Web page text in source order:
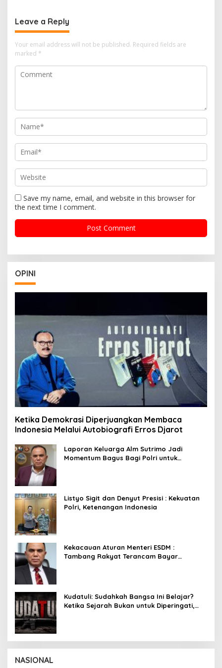
Leave a Reply
Your email address will not be published. Required fields are
marked *
Save my name, email, and website in this browser for
the next time I comment.
OPINI
Ketika Demokrasi Diperjuangkan Membaca
Indonesia Melalui Autobiografi Erros Djarot
Laporan Keluarga Alm Sutrimo Jadi
Momentum Bagus Bagi Polri untuk
Listyo Sigit dan Denyut Presisi : Kekuatan
Polri, Ketenangan Indonesia
Kekacauan Aturan Menteri ESDM :
Tambang Rakyat Terancam Bayar
Kudatuli: Sudahkah Bangsa Ini Belajar?
Ketika Sejarah Bukan untuk Diperingati,
NASIONAL